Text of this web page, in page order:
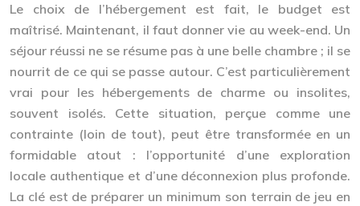
Le choix de l’hébergement est fait, le budget est
maîtrisé. Maintenant, il faut donner vie au week-end. Un
séjour réussi ne se résume pas à une belle chambre ; il se
nourrit de ce qui se passe autour. C’est particulièrement
vrai pour les hébergements de charme ou insolites,
souvent isolés. Cette situation, perçue comme une
contrainte (loin de tout), peut être transformée en un
formidable atout : l’opportunité d’une exploration
locale authentiqueet d’une déconnexion plus profonde.
La clé est de préparer un minimum son terrain de jeu en